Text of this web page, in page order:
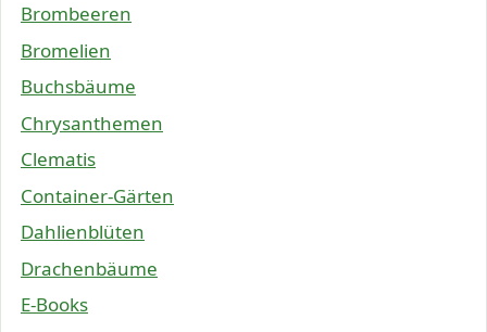
Brombeeren
Bromelien
Buchsbäume
Chrysanthemen
Clematis
Container-Gärten
Dahlienblüten
Drachenbäume
E-Books